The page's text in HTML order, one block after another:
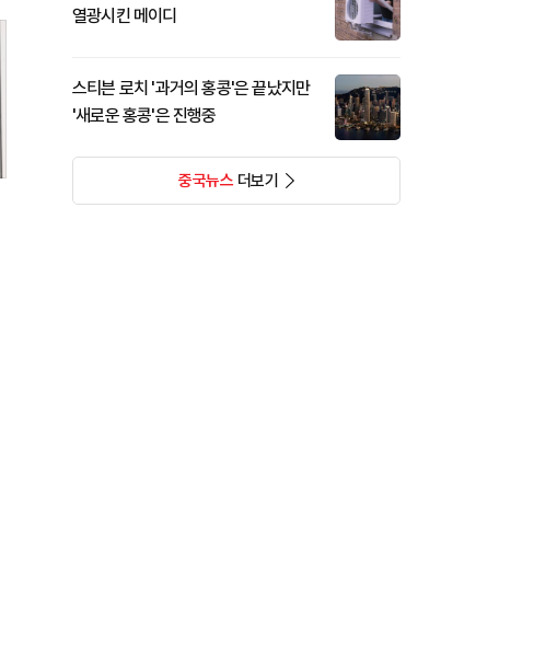
열광시킨 메이디
스티븐 로치 '과거의 홍콩'은 끝났지만
'새로운 홍콩'은 진행중
중국뉴스더보기